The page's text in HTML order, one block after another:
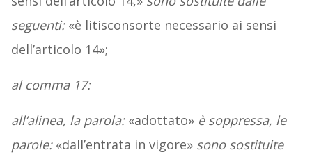
seguenti:«è litisconsorte necessario ai sensi
dell’articolo 14»;
al comma 17:
all’alinea, la parola:«adottato» è soppressa, le
parole:«dall’entrata in vigore» sono sostituite